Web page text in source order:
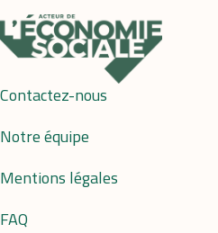
Contactez-nous
Notre équipe
Mentions légales
FAQ